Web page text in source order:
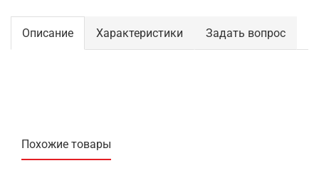
Описание Характеристики Задать вопрос
Похожие товары